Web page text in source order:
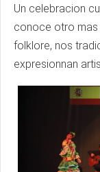
Un celebracion
conoce otro mas
folklore, nos
expresionnan